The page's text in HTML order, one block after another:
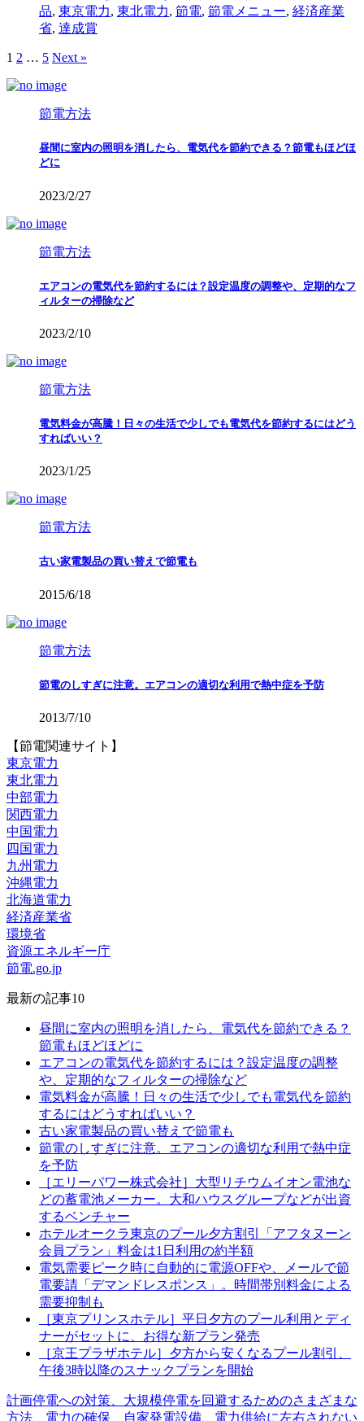
品, 東京電力, 東北電力, 節電, 節電メニュー, 経済産業
省, 達成賞
1 2 … 5 Next »
節電方法
昼間に室内の照明を消したら、電気代を節約できる？節電もほどほ
どに
2023/2/27
節電方法
エアコンの電気代を節約するには？設定温度の調整や、定期的なフ
ィルターの掃除など
2023/2/10
節電方法
電気料金が高騰！日々の生活で少しでも電気代を節約するにはどう
すればいい？
2023/1/25
節電方法
古い家電製品の買い替えで節電も
2015/6/18
節電方法
節電のしすぎに注意。エアコンの適切な利用で熱中症を予防
2013/7/10
【節電関連サイト】
東京電力
東北電力
中部電力
関西電力
中国電力
四国電力
九州電力
沖縄電力
北海道電力
経済産業省
環境省
資源エネルギー庁
節電.go.jp
最新の記事10
昼間に室内の照明を消したら、電気代を節約できる？
節電もほどほどに
エアコンの電気代を節約するには？設定温度の調整
や、定期的なフィルターの掃除など
電気料金が高騰！日々の生活で少しでも電気代を節約
するにはどうすればいい？
古い家電製品の買い替えで節電も
節電のしすぎに注意。エアコンの適切な利用で熱中症
を予防
［エリーパワー株式会社］大型リチウムイオン電池な
どの蓄電池メーカー。大和ハウスグループなどが出資
するベンチャー
ホテルオークラ東京のプール夕方割引「アフタヌーン
会員プラン」料金は1日利用の約半額
電気需要ピーク時に自動的に電源OFFや、メールで節
電要請「デマンドレスポンス」。時間帯別料金による
需要抑制も
［東京プリンスホテル］平日夕方のプール利用とディ
ナーがセットに、お得な新プラン発売
［京王プラザホテル］夕方から安くなるプール割引、
午後3時以降のスナックプランを開始
計画停電への対策、大規模停電を回避するためのさまざまな
方法、電力の確保、自家発電設備、電力供給に左右されない